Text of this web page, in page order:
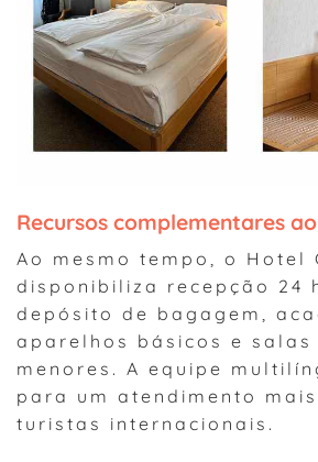
Recursos complementares
Ao mesmo tempo, o Hotel
disponibiliza recepção 24
depósito de bagagem,
aparelhos básicos e salas
menores. A equipe
para um atendimento
turistas internacionais.